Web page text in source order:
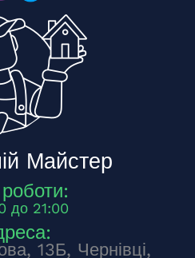
Майстер
до 21:00
13Б, Чернівці,